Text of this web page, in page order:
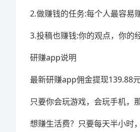
2.做赚钱的任务:每个人最容易
3.投稿也赚钱:你的观点，你的
研赚app说明
最新研赚app佣金提现139.88元
只要你会玩游戏，会玩手机，
想赚生活费？只要每天半小时